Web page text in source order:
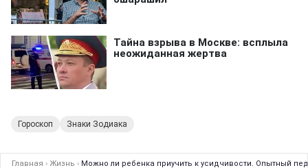
Гороскоп Знаки Зодиака
Главная › Жизнь › Можно ли ребенка приучить к усидчивости. Опытный